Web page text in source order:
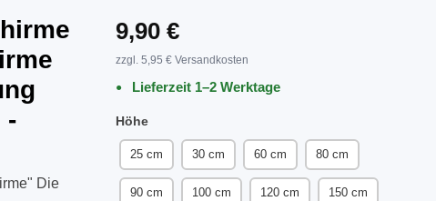
-
Die
9,90 €
zzgl. 5,95 € Versandkosten
Lieferzeit 1–2 Werktage
Höhe
25 cm 30 cm 60 cm 80 cm
90 cm 100 cm 120 cm 150 cm